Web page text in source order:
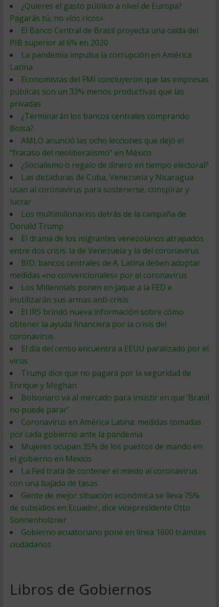
¿Quieres el gasto público a nivel de Europa?
Pagarás tú, no «los ricos»
El Banco Central de Brasil proyecta una caída del
PIB superior al 6% en 2020
La pandemia impulsa la corrupción en América
Latina
Economistas del FMI concluyeron que las empresas
públicas son un 33% menos productivas que las
privadas
¿Terminarán los bancos centrales comprando
Bolsa?
AMLO anunció las ocho lecciones que dejó el
“fracaso del neoliberalismo” en México
¿Socialismo o regalo de dinero en tiempo electoral?
Las dictaduras de Cuba, Venezuela y Nicaragua
usan al coronavirus para sostenerse, conspirar y
lucrar
Los multimillonarios detrás de la campaña de
Donald Trump
El drama de los migrantes venezolanos atrapados
entre dos crisis: la de Venezuela y la del coronavirus
BID: bancos centrales de A. Latina deben adoptar
medidas «no convencionales» por el coronavirus
Los Millennials ponen en jaque a la FED e
inutilizarán sus armas anti-crisis
El IRS brindó nueva información sobre cómo
obtener la ayuda financiera por la crisis del
coronavirus
El día del censo encuentra a EEUU paralizado por el
virus
Trump dice que no pagará por la seguridad de
Enrique y Meghan
Bolsonaro va al mercado para insistir en que ‘Brasil
no puede parar’
Coronavirus en América Latina: medidas tomadas
por cada gobierno ante la pandemia
Mujeres ocupan 35% de los puestos de mando en
el gobierno en Mexico
La Fed trata de contener el miedo al coronavirus
con una bajada de tasas
Gente de mejor situación económica se lleva 75%
de subsidios en Ecuador, dice vicepresidente Otto
Sonnenholzner
Gobierno ecuatoriano pone en línea 1600 trámites
ciudadanos
Libros de Gobiernos